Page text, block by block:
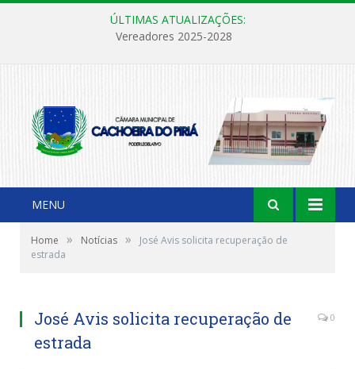
ÚLTIMAS ATUALIZAÇÕES:
Vereadores 2025-2028
MENU
Home » Notícias »
José Avis solicita recuperação de
estrada
José Avis solicita recuperação de
estrada
0